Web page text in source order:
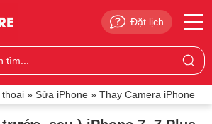
Đặt lịch
» Sửa iPhone» Thay Camera iPhone